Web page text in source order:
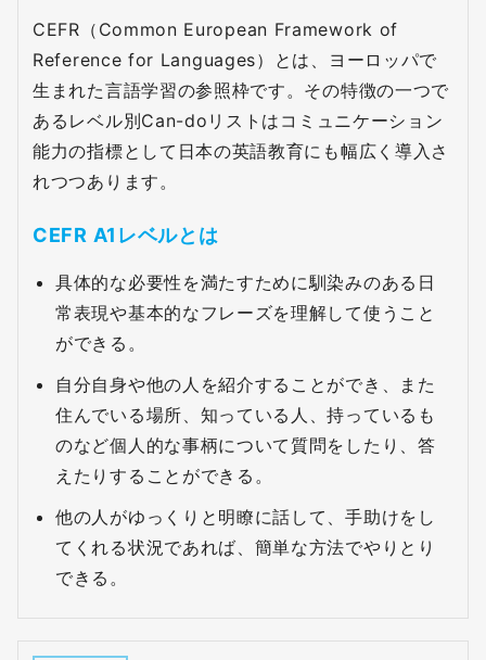
CEFR（Common European Framework of
Reference for Languages）とは、ヨーロッパで
生まれた言語学習の参照枠です。その特徴の一つで
あるレベル別Can-doリストはコミュニケーション
能力の指標として日本の英語教育にも幅広く導入さ
れつつあります。
CEFR A1レベルとは
具体的な必要性を満たすために馴染みのある日
常表現や基本的なフレーズを理解して使うこと
ができる。
自分自身や他の人を紹介することができ、また
住んでいる場所、知っている人、持っているも
のなど個人的な事柄について質問をしたり、答
えたりすることができる。
他の人がゆっくりと明瞭に話して、手助けをし
てくれる状況であれば、簡単な方法でやりとり
できる。